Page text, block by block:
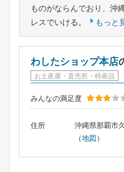
ものがならんでおり、沖
レスでいける。
もっと
わしたショップ本店
お土産屋・直売所・特産品
みんなの満足度
住所
沖縄県那覇市
（地図）